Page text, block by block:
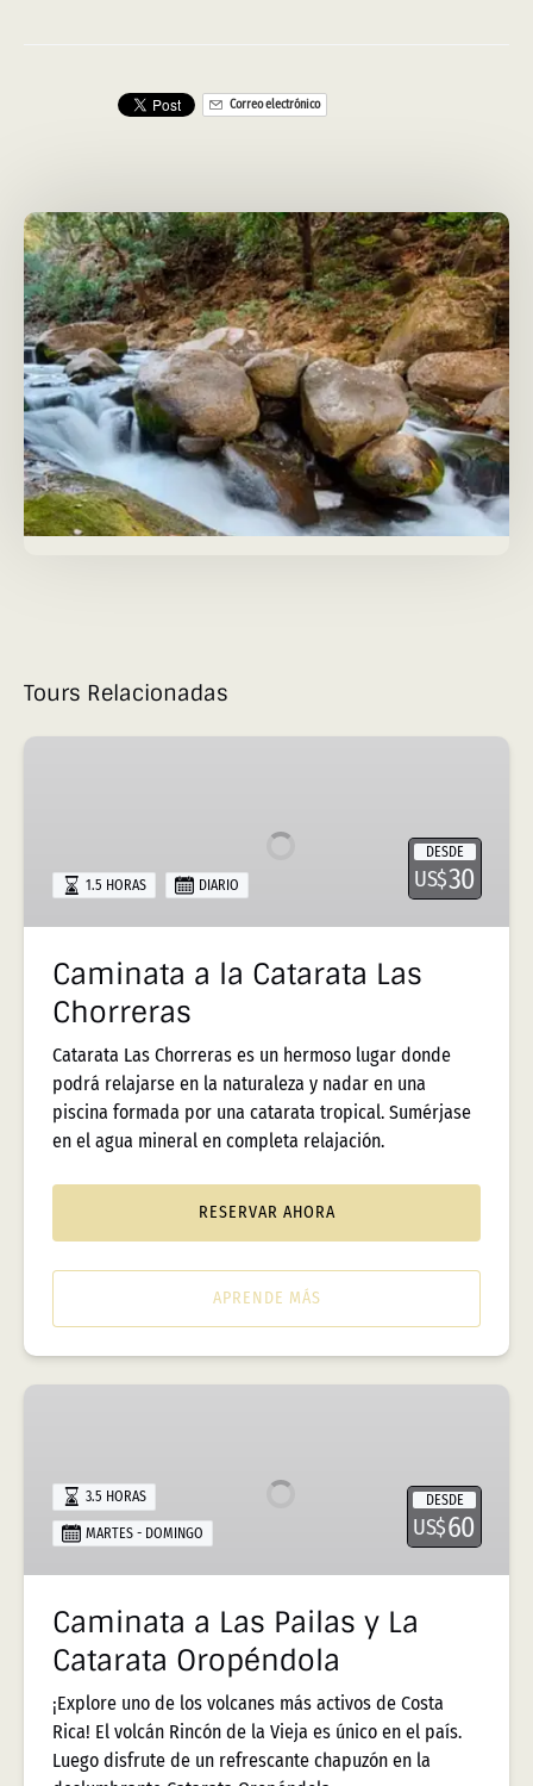
Correo electrónico
Tours Relacionadas
Chorreras
DESDE
US$30
1.5 HORAS DIARIO
Caminata a la Catarata Las
Chorreras
Catarata Las Chorreras es un hermoso lugar donde
podrá relajarse en la naturaleza y nadar en una
piscina formada por una catarata tropical. Sumérjase
en el agua mineral en completa relajación.
RESERVAR AHORA
APRENDE MÁS
Pailas
Catarata
DESDE
US$60
3.5 HORAS
MARTES - DOMINGO
Caminata a Las Pailas y La
Catarata Oropéndola
¡Explore uno de los volcanes más activos de Costa
Rica! El volcán Rincón de la Vieja es único en el país.
Luego disfrute de un refrescante chapuzón en la